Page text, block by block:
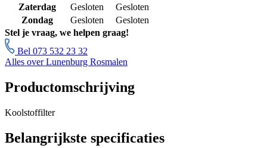
Zaterdag
Gesloten
Gesloten
Zondag
Gesloten
Gesloten
Stel je vraag, we helpen graag!
Bel 073 532 23 32
Alles over Lunenburg Rosmalen
Productomschrijving
Koolstoffilter
Belangrijkste specificaties